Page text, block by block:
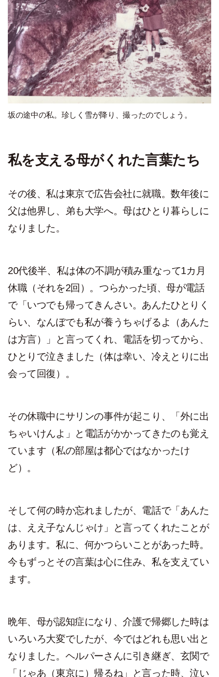
坂の途中の私。 珍しく 雪が降 り、撮ったのでしょう。
私を支える母がくれた言葉たち
その後、私は東京で広告会社に就職。数年後に
父は他界し、弟も大学へ。母はひとり暮らしに
なりました。
20代後半、私は体の不調が積み重なって1カ月
休職（それを2回）。つらかった頃、母が電話
で「いつでも帰ってきんさい。あんたひとりく
らい、なんぼでも私が養うちゃげるよ（あんた
は方言）」と言ってくれ、電話を切ってから、
ひとりで泣きました（体は幸い、冷えとりに出
会って回復）。
その休職中にサリンの事件が起こり、「外に出
ちゃいけんよ」と電話がかかってきたのも覚え
ています（私の部屋は都心ではなかったけ
ど）。
そして何の時か忘れましたが、電話で「あんた
は、ええ子なんじゃけ」と言ってくれたことが
あります。私に、何かつらいことがあった時。
今もずっとその言葉は心に住み、私を支えてい
ます。
晩年、母が認知症になり、介護で帰郷した時は
いろいろ大変でしたが、今ではどれも思い出と
なりました。ヘルパーさんに引き継ぎ、玄関で
「じゃあ（東京に）帰るね」と言った時、泣い